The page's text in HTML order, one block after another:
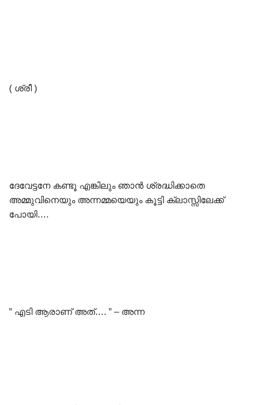
( ശ്രീ )
ദേവേട്ടനേ കണ്ടൂ എങ്കിലും ഞാൻ ശ്രദ്ധിക്കാതെ
അമ്മുവിനെയും അന്നമ്മയെയും കൂട്ടി ക്ലാസ്സിലേക്ക്
പോയി….
” എടി ആരാണ് അത്…. ” – അന്ന